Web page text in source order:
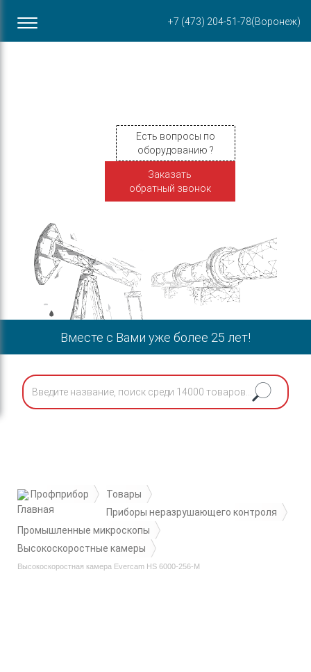
+7 (473) 204-51-78(Воронеж)
ул. Пирогова, 87Б
Есть вопросы по
оборудованию ?
Заказать
обратный звонок
Вместе с Вами уже более 25 лет!
Профприбор
Товары
Приборы неразрушающего контроля
Промышленные микроскопы
Высокоскоростные камеры
Высокоскоростная камера Evercam HS 6000-256-М